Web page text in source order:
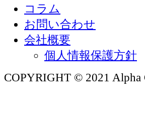
コラム
お問い合わせ
会社概要
個人情報保護方針
COPYRIGHT © 2021 Alpha